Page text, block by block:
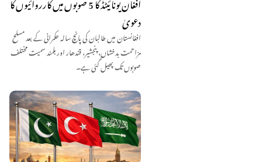
دعویٰ
افغانستان میں طالبان کی پانچ سالہ حکمرانی کے بعد مسلح
مزاحمت بدخشاں، پنجشیر، قندھار اور ہلمند سمیت مختلف
صوبوں تک پھیل گئی ہے۔